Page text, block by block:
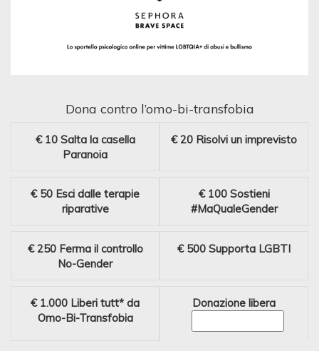
Dona contro l’omo-bi-transfobia
€ 10 Salta la casella
Paranoia
€ 20 Risolvi un imprevisto
€ 50 Esci dalle terapie
riparative
€ 100 Sostieni
#MaQualeGender
€ 250 Ferma il controllo
No-Gender
€ 500 Supporta LGBTI
€ 1.000 Liberi tutt* da
Omo-Bi-Transfobia
Donazione libera